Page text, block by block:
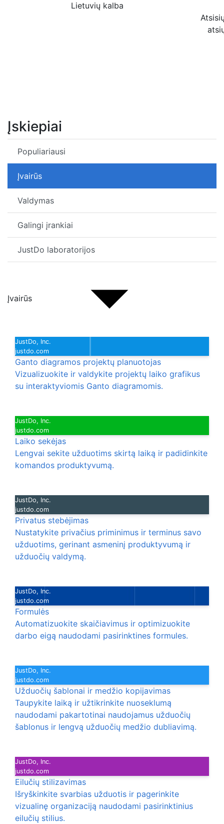
Lietuvių kalba
Įskiepiai
Populiariausi
Įvairūs
Valdymas
Galingi įrankiai
JustDo laboratorijos
Įvairūs
JustDo, Inc.
justdo.com
Ganto diagramos projektų planuotojas
Vizualizuokite ir valdykite projektų laiko grafikus
su interaktyviomis Ganto diagramomis.
JustDo, Inc.
justdo.com
Laiko sekėjas
Lengvai sekite užduotims skirtą laiką ir padidinkite
komandos produktyvumą.
JustDo, Inc.
justdo.com
Privatus stebėjimas
Nustatykite privačius priminimus ir terminus savo
užduotims, gerinant asmeninį produktyvumą ir
užduočių valdymą.
JustDo, Inc.
justdo.com
Formulės
Automatizuokite skaičiavimus ir optimizuokite
darbo eigą naudodami pasirinktines formules.
JustDo, Inc.
justdo.com
Užduočių šablonai ir medžio kopijavimas
Taupykite laiką ir užtikrinkite nuoseklumą
naudodami pakartotinai naudojamus užduočių
šablonus ir lengvą užduočių medžio dubliavimą.
JustDo, Inc.
justdo.com
Eilučių stilizavimas
Išryškinkite svarbias užduotis ir pagerinkite
vizualinę organizaciją naudodami pasirinktinius
eilučių stilius.